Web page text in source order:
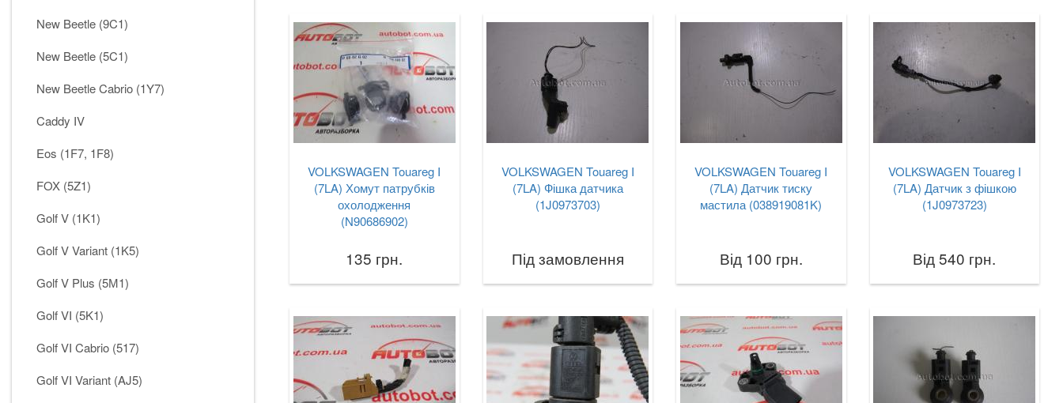
New Beetle (9C1)
New Beetle (5C1)
New Beetle Cabrio (1Y7)
Caddy IV
Eos (1F7, 1F8)
FOX (5Z1)
Golf V (1K1)
Golf V Variant (1K5)
Golf V Plus (5М1)
Golf VI (5K1)
Golf VI Cabrio (517)
Golf VI Variant (AJ5)
VOLKSWAGEN Touareg I
(7LA) Хомут патрубків
охолодження
(N90686902)
135 грн.
VOLKSWAGEN Touareg I
(7LA) Фішка датчика
(1J0973703)
Під замовлення
VOLKSWAGEN Touareg I
(7LA) Датчик тиску
мастила (038919081K)
Від 100 грн.
VOLKSWAGEN Touareg I
(7LA) Датчик з фішкою
(1J0973723)
Від 540 грн.